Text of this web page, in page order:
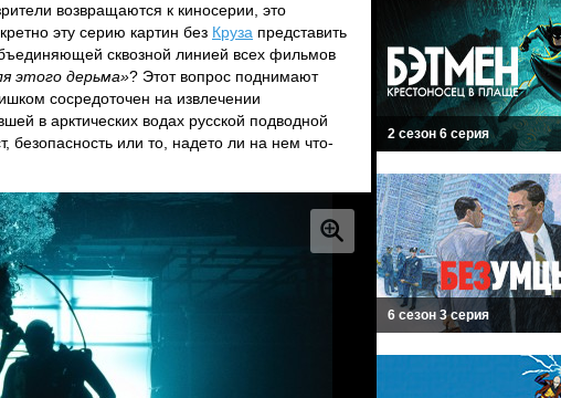
возвращаются к киносерии, это
эту серию картин без Круза представить
сквозной линией всех фильмов
этого дерьма»? Этот вопрос поднимают
сосредоточен на извлечении
в арктических водах русской подводной
безопасность или то, надето ли на нем что-
2 сезон 6 серия
6 сезон 3 серия